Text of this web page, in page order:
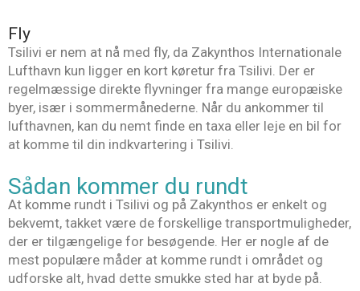
Fly
Tsilivi er nem at nå med fly, da Zakynthos Internationale
Lufthavn kun ligger en kort køretur fra Tsilivi. Der er
regelmæssige direkte flyvninger fra mange europæiske
byer, især i sommermånederne. Når du ankommer til
lufthavnen, kan du nemt finde en taxa eller leje en bil for
at komme til din indkvartering i Tsilivi.
Sådan kommer du rundt
At komme rundt i Tsilivi og på Zakynthos er enkelt og
bekvemt, takket være de forskellige transportmuligheder,
der er tilgængelige for besøgende. Her er nogle af de
mest populære måder at komme rundt i området og
udforske alt, hvad dette smukke sted har at byde på.